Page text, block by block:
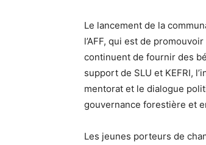
Le lancement de la
l’AFF, qui est de
continuent de fournir des
support de SLU et KEFRI,
mentorat et le dialogue
gouvernance forestière et
Les jeunes porteurs de